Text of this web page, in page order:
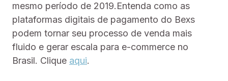
mesmo período de 2019.Entenda como as
plataformas digitais de pagamento do Bexs
podem tornar seu processo de venda mais
fluido e gerar escala para e-commerce no
Brasil. Clique aqui.